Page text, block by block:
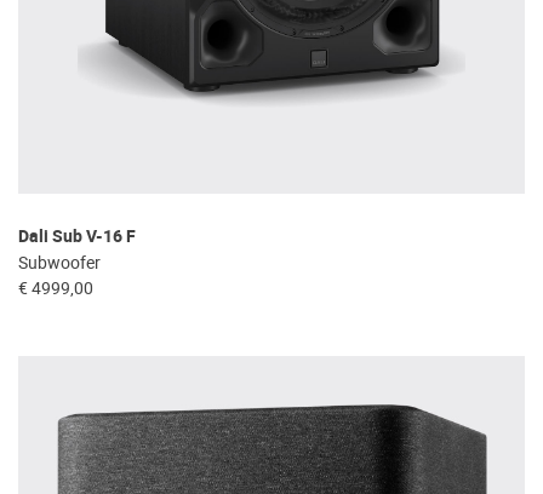
Dali Sub V-16 F
Subwoofer
€ 4999,00